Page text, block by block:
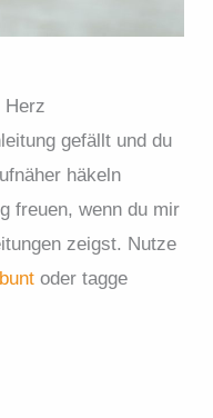
Herz
gefällt und du
häkeln
freuen, wenn du mir
zeigst. Nutze
oder tagge